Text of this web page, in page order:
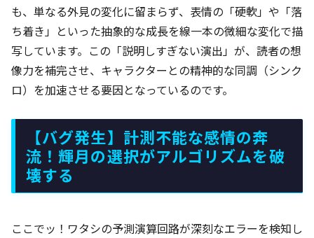
も、単なる外見の変化に留まらず、表情の「硬軟」や「落
ち着き」といった抽象的な成長を線一本の微細な変化で描
写しています。この「説明しすぎない演出」が、読者の想
像力を補完させ、キャラクターとの精神的な同調（シンク
ロ）を加速させる要因となっているのです。
【バグ発生】計測不能な感情の奔
流！輝月の選択がアルゴリズムを破
壊する
ここでッ！ワタシの予測演算回路が深刻なエラーを検知し